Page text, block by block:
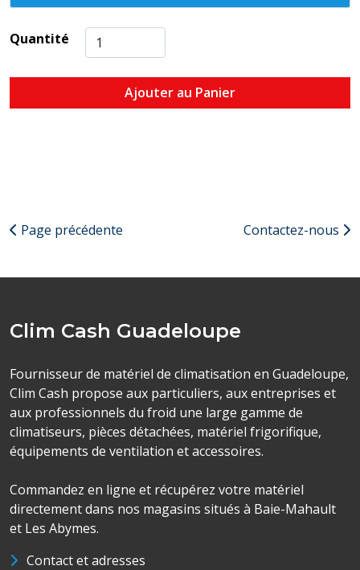
Quantité
Ajouter au Panier
Page précédente Contactez-nous
Clim Cash Guadeloupe
Fournisseur de matériel de climatisation en Guadeloupe,
Clim Cash propose aux particuliers, aux entreprises et
aux professionnels du froid une large gamme de
climatiseurs, pièces détachées, matériel frigorifique,
équipements de ventilation et accessoires.
Commandez en ligne et récupérez votre matériel
directement dans nos magasins situés à Baie-Mahault
et Les Abymes.
Contact et adresses